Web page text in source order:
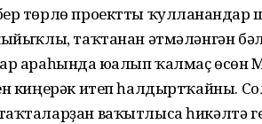
төрлө проектты
таҡтанан әтмәләнгән
араһында юғалып ҡалмаҫ өсөн
киңерәк итеп һалдыртҡайны.
ваҡытлыса һикәлтә